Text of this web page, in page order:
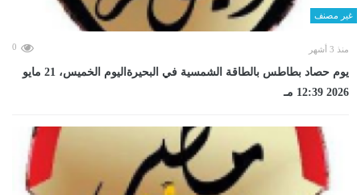
غير مصنف
منذ 3 أشهر 0
يوم حصاد بطاطس بالطاقة الشمسية في البحيرةاليوم الخميس، 21 مايو
2026 12:39 مـ